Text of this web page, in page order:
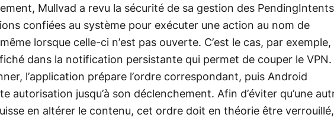
Mullvad a revu la sécurité de sa gestion des
confiées au système pour exécuter une action au nom de
lorsque celle-ci n’est pas ouverte. C’est le cas, par exemple,
dans la notification persistante qui permet de couper le VPN.
l’application prépare l’ordre correspondant, puis Android
autorisation jusqu’à son déclenchement. Afin d’éviter qu’une
en altérer le contenu, cet ordre doit en théorie être verrouillé,